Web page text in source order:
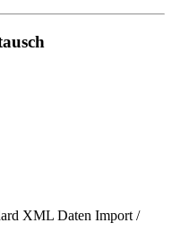
XML Daten Import /